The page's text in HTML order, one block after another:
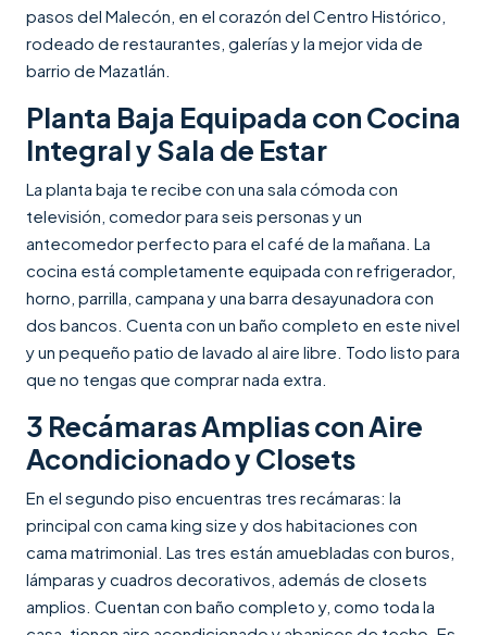
pasos del Malecón, en el corazón del Centro Histórico,
rodeado de restaurantes, galerías y la mejor vida de
barrio de Mazatlán.
Planta Baja Equipada con Cocina
Integral y Sala de Estar
La planta baja te recibe con una sala cómoda con
televisión, comedor para seis personas y un
antecomedor perfecto para el café de la mañana. La
cocina está completamente equipada con refrigerador,
horno, parrilla, campana y una barra desayunadora con
dos bancos. Cuenta con un baño completo en este nivel
y un pequeño patio de lavado al aire libre. Todo listo para
que no tengas que comprar nada extra.
3 Recámaras Amplias con Aire
Acondicionado y Closets
En el segundo piso encuentras tres recámaras: la
principal con cama king size y dos habitaciones con
cama matrimonial. Las tres están amuebladas con buros,
lámparas y cuadros decorativos, además de closets
amplios. Cuentan con baño completo y, como toda la